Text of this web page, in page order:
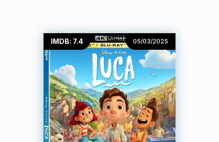
IMDB: 7.4 05/03/2025